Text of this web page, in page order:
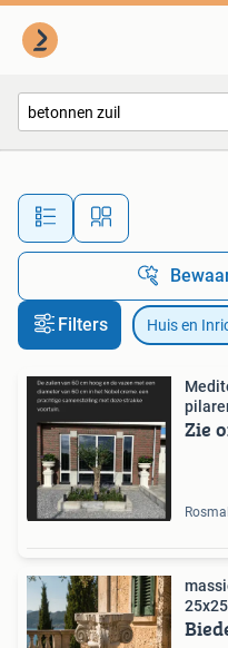
Alle
Filters Huis en
Zie